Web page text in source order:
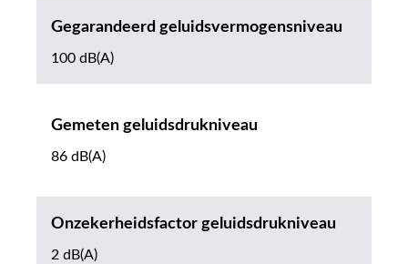
Gegarandeerd geluidsvermogensniveau
100 dB(A)
Gemeten geluidsdrukniveau
86 dB(A)
Onzekerheidsfactor geluidsdrukniveau
2 dB(A)